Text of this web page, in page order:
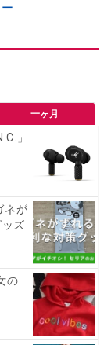
一ヶ月
」
ネが
ズ
の